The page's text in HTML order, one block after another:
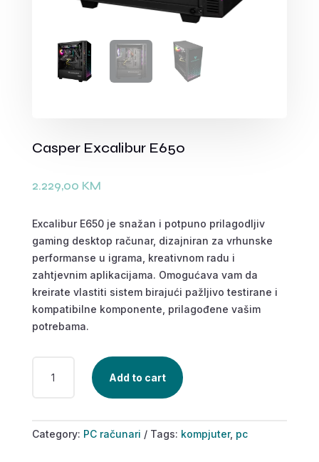
Casper Excalibur E650
2.229,00 KM
Excalibur E650 je snažan i potpuno prilagodljiv
gaming desktop računar, dizajniran za vrhunske
performanse u igrama, kreativnom radu i
zahtjevnim aplikacijama. Omogućava vam da
kreirate vlastiti sistem birajući pažljivo testirane i
kompatibilne komponente, prilagođene vašim
potrebama.
EXCALIBUR
Add to cart
Category: PC računari Tags: kompjuter, pc